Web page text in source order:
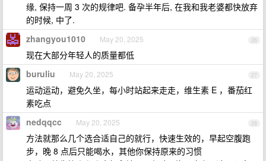
缘, 保持一周 3 次的规律吧. 备孕半年后, 在我和我老婆都快放弃
的时候, 中了.
26
zhangyou1010 May 20, 2025
现在大部分年轻人的质量都低
27
buruliu May 20, 2025
运动运动，避免久坐，每小时站起来走走，维生素 E ，番茄红
素吃点
28
nedqqcc May 20, 2025
方法就那么几个选合适自己的就行，快速生效的，早起空腹跑
步，晚 8 点后只能喝水，其他你保持原来的习惯